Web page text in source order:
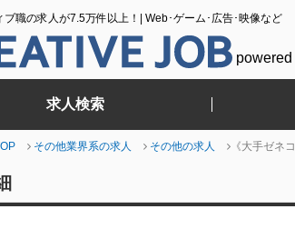
ブ職の求人が7.5万件以上！| Web･ゲーム･広告･映像など
powered
求人検索
その他業界系の求人 その他の求人 《大手ゼネ